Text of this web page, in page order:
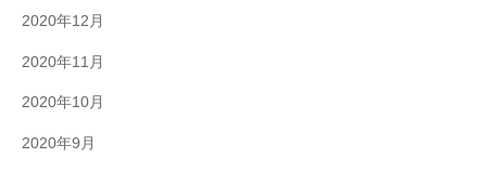
2020年12月
2020年11月
2020年10月
2020年9月